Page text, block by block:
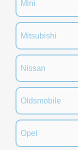
Mini
Mitsubishi
Nissan
Oldsmobile
Opel